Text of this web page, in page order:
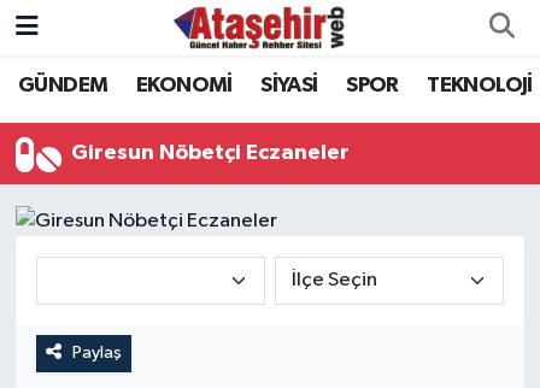
GÜNDEM EKONOMİ SİYASİ SPOR TEKNOLOJİ
Giresun Nöbetçi Eczaneler
Paylaş
Hava Durumu
Trafik Durumu
Süper Lig Puan Durumu ve Fikstür
Son Dakika Haberleri